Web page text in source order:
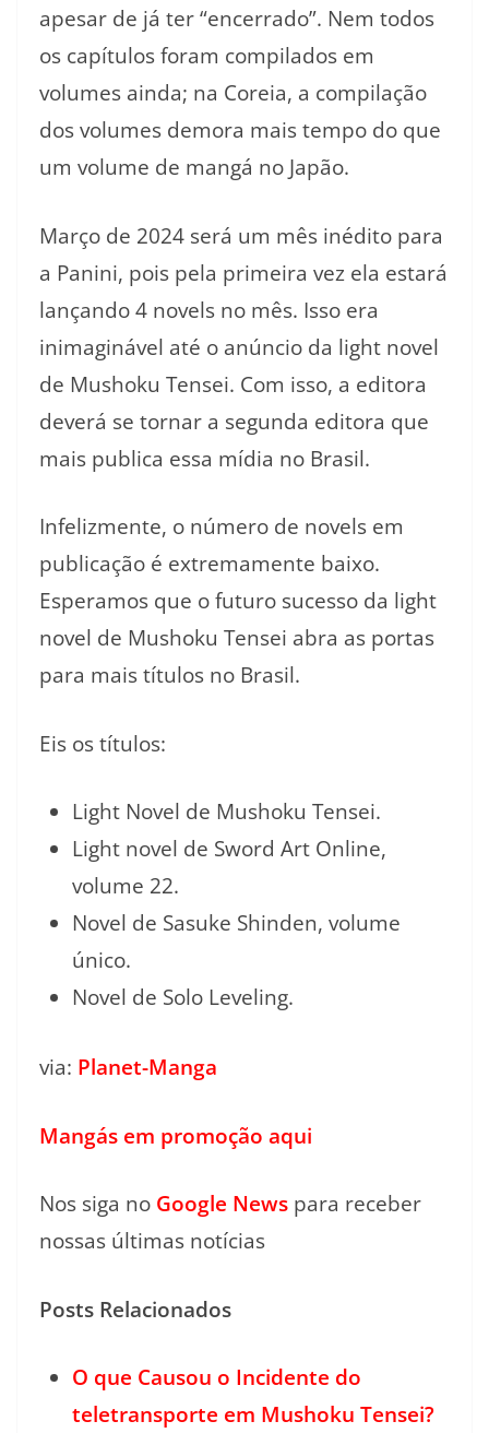
apesar de já ter “encerrado”. Nem todos
os capítulos foram compilados em
volumes ainda; na Coreia, a compilação
dos volumes demora mais tempo do que
um volume de mangá no Japão.
Março de 2024 será um mês inédito para
a Panini, pois pela primeira vez ela estará
lançando 4 novels no mês. Isso era
inimaginável até o anúncio da light novel
de Mushoku Tensei. Com isso, a editora
deverá se tornar a segunda editora que
mais publica essa mídia no Brasil.
Infelizmente, o número de novels em
publicação é extremamente baixo.
Esperamos que o futuro sucesso da light
novel de Mushoku Tensei abra as portas
para mais títulos no Brasil.
Eis os títulos:
Light Novel de Mushoku Tensei.
Light novel de Sword Art Online,
volume 22.
Novel de Sasuke Shinden, volume
único.
Novel de Solo Leveling.
via: Planet-Manga
Mangás em promoção aqui
Nos siga no Google News para receber
nossas últimas notícias
Posts Relacionados
O que Causou o Incidente do
teletransporte em Mushoku Tensei?